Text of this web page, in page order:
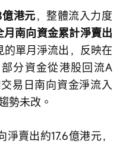
港元，整體流入力度
月南向資金累計淨賣出
的單月淨流出，反映在
分資金從港股回流A
易日南向資金淨流入
勢未改。
賣出約17.6億港元，